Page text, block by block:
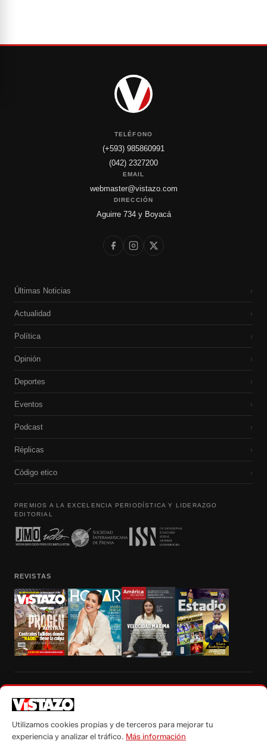
TELÉFONO
(+593) 985860991
(042) 2327200
EMAIL
webmaster@vistazo.com
DIRECCIÓN
Aguirre 734 y Boyacá
Últimas Noticias ›
Actualidad ›
Política ›
Opinión ›
Deportes ›
Eventos ›
Podcast ›
Réplicas ›
Código etico ›
PREMIOS A LA EXCELENCIA PERIODÍSTICA Y LIDERAZGO
EDITORIAL
REVISTAS
autorización escrita de su titular, de todos los contenidos de Vistazo.com.
Utilizamos cookies propias y de terceros para mejorar tu
experiencia y analizar el tráfico. Más información